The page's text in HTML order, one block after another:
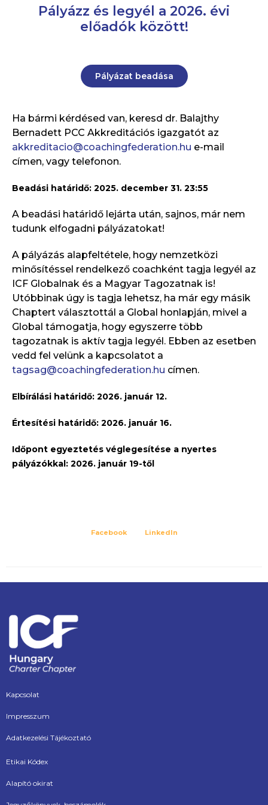
Pályázz és legyél a 2026. évi
előadók között!
Pályázat beadása
Ha bármi kérdésed van, keresd dr. Balajthy
Bernadett PCC Akkreditációs igazgatót az
akkreditacio@coachingfederation.hu e-mail
címen, vagy telefonon.
Beadási határidő: 2025. december 31. 23:55
A beadási határidő lejárta után, sajnos, már nem
tudunk elfogadni pályázatokat!
A pályázás alapfeltétele, hogy nemzetközi
minősítéssel rendelkező coachként tagja legyél az
ICF Globalnak és a Magyar Tagozatnak is!
Utóbbinak úgy is tagja lehetsz, ha már egy másik
Chaptert választottál a Global honlapján, mivel a
Global támogatja, hogy egyszerre több
tagozatnak is aktív tagja legyél. Ebben az esetben
vedd fel velünk a kapcsolatot a
tagsag@coachingfederation.hu címen.
Elbírálási határidő: 2026. január 12.
Értesítési határidő: 2026. január 16.
Időpont egyeztetés véglegesítése a nyertes
pályázókkal: 2026. január 19-től
Facebook LinkedIn
Kapcsolat
Impresszum
Adatkezelési Tájékoztató
Etikai Kódex
Alapító okirat